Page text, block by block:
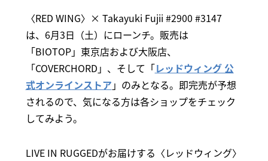
〈RED WING〉× Takayuki Fujii #2900 #3147
は、6月3日（土）にローンチ。販売は
「BIOTOP」東京店および大阪店、
「COVERCHORD」、そして「レッドウィング 公
式オンラインストア 」のみとなる。即完売が予想
されるので、気になる方は各ショップをチェック
してみよう。
LIVE IN RUGGEDがお届けする〈レッドウィング〉